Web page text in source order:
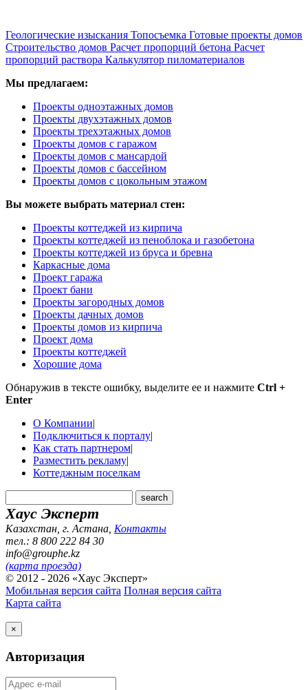
Геологические изыскания Топосъемка Готовые проекты домов
Строительство домов Расчет пропорций бетона Расчет
пропорций раствора Калькулятор пиломатериалов
Мы предлагаем:
Проекты одноэтажных домов
Проекты двухэтажных домов
Проекты трехэтажных домов
Проекты домов с гаражом
Проекты домов с мансардой
Проекты домов с бассейном
Проекты домов с цокольным этажом
Вы можете выбрать материал стен:
Проекты коттеджей из кирпича
Проекты коттеджей из пеноблока и газобетона
Проекты коттеджей из бруса и бревна
Каркасные дома
Проект гаража
Проект бани
Проекты загородных домов
Проекты дачных домов
Проекты домов из кирпича
Проект дома
Проекты коттеджей
Хорошие дома
Обнаружив в тексте ошибку, выделите ее и нажмите Ctrl +
Enter
О Компании|
Подключиться к порталу|
Как стать партнером|
Разместить рекламу|
Коттеджным поселкам
Хаус Эксперт
Казахстан, г. Астана Контакты
тел.: 8 800 222 84 30
info@grouphe.kz
(карта проезда)
© 2012 - 2026 «Хаус Эксперт»
Мобильная версия сайта Полная версия сайта
Карта сайта
×
Авторизация